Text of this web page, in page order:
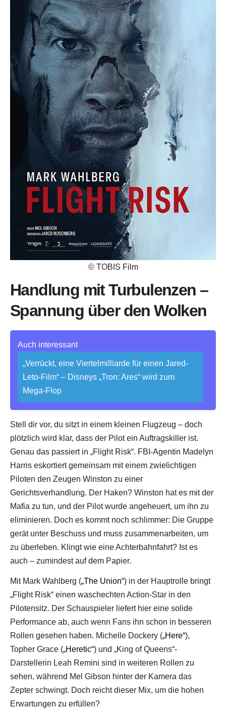
© TOBIS Film
Handlung mit Turbulenzen –
Spannung über den Wolken
Auch interessant
„Verrückt, eine Viertelmilliarde für einen Jared-
Leto-Film“ – Disneys „Tron: Ares“ wird zum
Mega-Flop
Stell dir vor, du sitzt in einem kleinen Flugzeug – doch
plötzlich wird klar, dass der Pilot ein Auftragskiller ist.
Genau das passiert in „Flight Risk“. FBI-Agentin Madelyn
Harris eskortiert gemeinsam mit einem zwielichtigen
Piloten den Zeugen Winston zu einer
Gerichtsverhandlung. Der Haken? Winston hat es mit der
Mafia zu tun, und der Pilot wurde angeheuert, um ihn zu
eliminieren. Doch es kommt noch schlimmer: Die Gruppe
gerät unter Beschuss und muss zusammenarbeiten, um
zu überleben. Klingt wie eine Achterbahnfahrt? Ist es
auch – zumindest auf dem Papier.
Mit Mark Wahlberg („The Union“) in der Hauptrolle bringt
„Flight Risk“ einen waschechten Action-Star in den
Pilotensitz. Der Schauspieler liefert hier eine solide
Performance ab, auch wenn Fans ihn schon in besseren
Rollen gesehen haben. Michelle Dockery („Here“),
Topher Grace („Heretic“) und „King of Queens“-
Darstellerin Leah Remini sind in weiteren Rollen zu
sehen, während Mel Gibson hinter der Kamera das
Zepter schwingt. Doch reicht dieser Mix, um die hohen
Erwartungen zu erfüllen?